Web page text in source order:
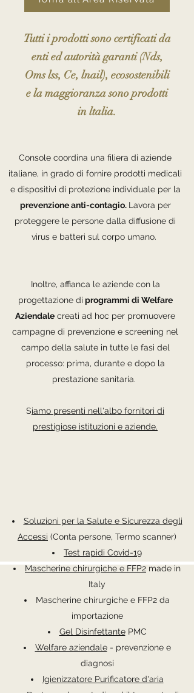
Tutti i prodotti sono certificati da
enti ed autorità garanti (Nds,
Oms lss, Ce, lnail), ecosostenibili
e la maggioranza sono prodotti
in ltalia.
Console coordina una filiera di aziende
italiane, in grado di fornire prodotti medicali
e dispositivi di protezione individuale per la
prevenzione anti-contagio. Lavora per
proteggere le persone dalla diffusione di
virus e batteri sul corpo umano.
Inoltre, affianca le aziende con la
progettazione di programmi di Welfare
Aziendale creati ad hoc per promuovere
campagne di prevenzione e screening nel
campo della salute in tutte le fasi del
processo: prima, durante e dopo la
prestazione sanitaria.
Siamo presenti nell'albo fornitori di
prestigiose istituzioni e aziende.
Soluzioni per la Salute e Sicurezza degli
Accessi (Conta persone, Termo scanner)
Test rapidi Covid-19
Mascherine chirurgiche e FFP2 made in
Italy
Mascherine chirurgiche e FFP2 da
importazione
Gel DisinfettantePMC
Welfare aziendale- prevenzione e
diagnosi
Igienizzatore Purificatore d'aria